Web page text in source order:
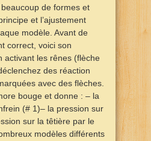
de formes et
et l’ajustement
modèle. Avant de
correct, voici son
activant les rênes (flèche
des réaction
avec des flèches.
bouge et donne : – la
(# 1)– la pression sur
sur la têtière par le
modèles différents